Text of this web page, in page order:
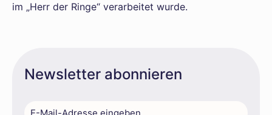
im „Herr der Ringe“ verarbeitet wurde.
Newsletter abonnieren